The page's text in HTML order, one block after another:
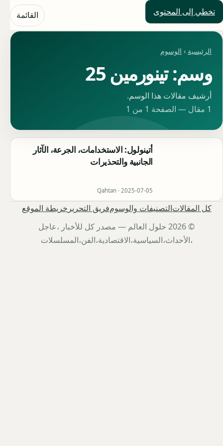
تخطي إلى المحتوى
حلول العالم القائمة
الرئيسية › الوسوم
وسم: تينورمين 25
أرشيف مقالات هذا الوسم.
1 مقال — الصفحة 1 من 1
أتينولول: الاستخدامات، الجرعة، الآثار
الجانبية والتحذيرات
Qahtan · 2025-07-05
كل المقالاتالتصنيفات والوسومفريق التحرير خريطة الموقع
© 2026 حلول العالم — مصدر كل للأخبار ،عاجل
،الأحداث،السياسية،الاقتصادية،الفن،المسلسلات